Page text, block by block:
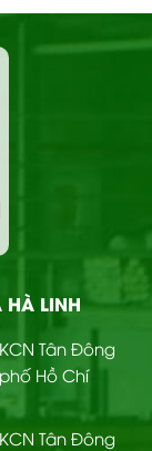
HÀ LINH
Tân Đông
Hồ Chí
Tân Đông